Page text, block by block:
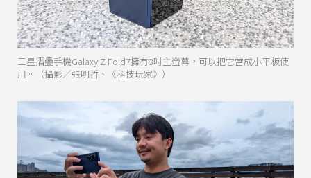
三星摺疊手機Galaxy Z Fold7擁有8吋主螢幕，可以把它當成小平板使
用。（攝影／張明哲、《科技玩家》）